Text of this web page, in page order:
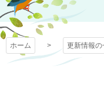
プ
ホーム 更新情報の